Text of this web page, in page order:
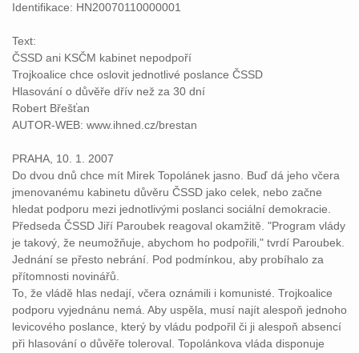
Identifikace: HN20070110000001
Text:
ČSSD ani KSČM kabinet nepodpoří
Trojkoalice chce oslovit jednotlivé poslance ČSSD
Hlasování o důvěře dřív než za 30 dní
Robert Břešťan
AUTOR-WEB: www.ihned.cz/brestan
PRAHA, 10. 1. 2007
Do dvou dnů chce mít Mirek Topolánek jasno. Buď dá jeho včera
jmenovanému kabinetu důvěru ČSSD jako celek, nebo začne
hledat podporu mezi jednotlivými poslanci sociální demokracie.
Předseda ČSSD Jiří Paroubek reagoval okamžitě. "Program vlády
je takový, že neumožňuje, abychom ho podpořili," tvrdí Paroubek.
Jednání se přesto nebrání. Pod podmínkou, aby probíhalo za
přítomnosti novinářů.
To, že vládě hlas nedají, včera oznámili i komunisté. Trojkoalice
podporu vyjednánu nemá. Aby uspěla, musí najít alespoň jednoho
levicového poslance, který by vládu podpořil či ji alespoň absencí
při hlasování o důvěře toleroval. Topolánkova vláda disponuje